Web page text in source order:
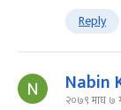
Reply
Nabin
२०७९ माघ ७